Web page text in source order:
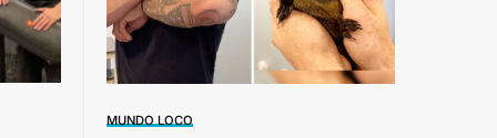
MUNDO LOCO